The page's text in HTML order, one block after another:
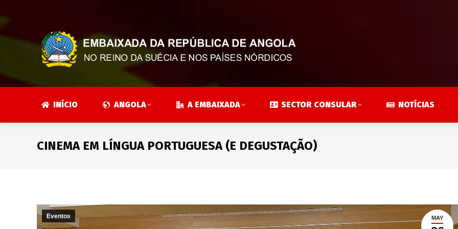
INÍCIO ANGOLA A EMBAIXADA SECTOR CONSULAR NOTÍCIAS
CINEMA EM LÍNGUA PORTUGUESA (E DEGUSTAÇÃO)
MAY
Eventos